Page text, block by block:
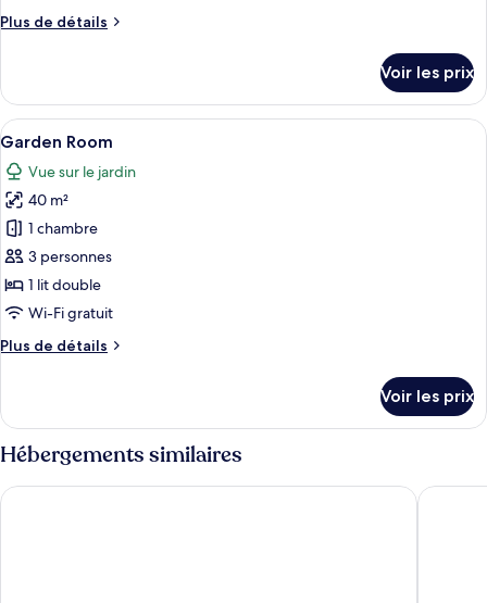
chambre :
Garden
View
Plus de détails
Plus
le
type
de
chambre
Tower
Room,
Garden
View
Voir les prix
Afficher
toutes
les
photos
pour
ce
type
de
chambre :
Garden
Une chambre d’hôtel avec un lit, un
1
Garden Room
Vue sur le jardin
40 m²
1 chambre
3 personnes
1 lit double
Wi-Fi gratuit
Plus de détails
Plus
le
type
de
chambre
Garden
Voir les prix
Hébergements similaires
Kresten Palace Hotel